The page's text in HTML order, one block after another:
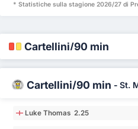
* Statistiche sulla stagione 2026/27 di
Cartellini/90 min
Cartellini/90 min - St.
Luke Thomas 2.25